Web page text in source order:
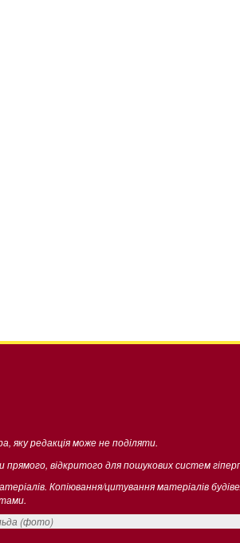
яку редакція може не поділяти.
відкритого для пошукових систем
Копіювання/цитування матеріалів
(фото)